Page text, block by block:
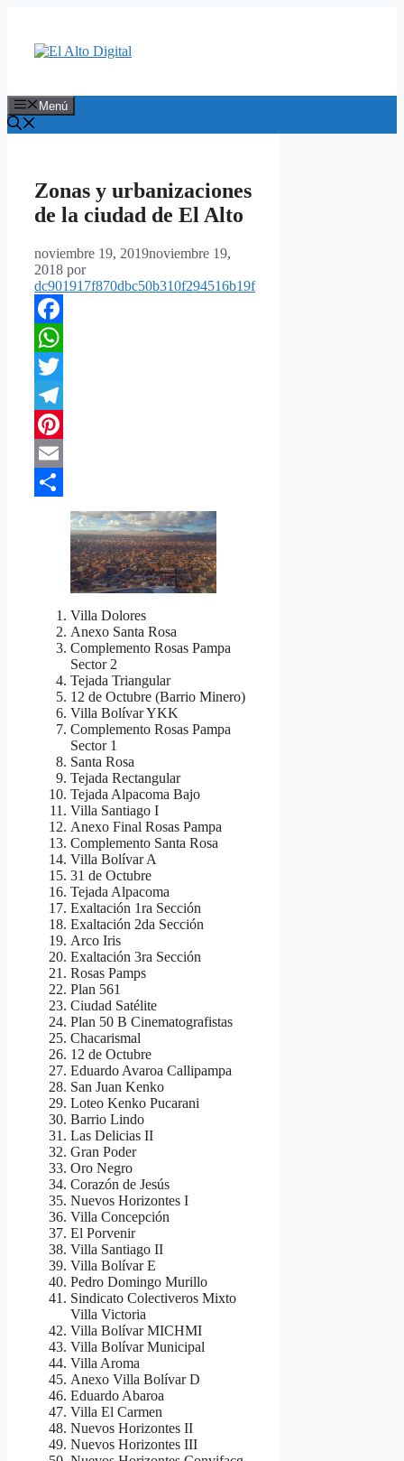
contenido
Menú
Zonas y urbanizaciones
de la ciudad de El Alto
noviembre 19, 2019noviembre 19,
2018 por
dc901917f870dbc50b310f294516b19f
Facebook
WhatsApp
Twitter
Telegram
Pinterest
Email
Compartir
Villa Dolores
Anexo Santa Rosa
Complemento Rosas Pampa
Sector 2
Tejada Triangular
12 de Octubre (Barrio Minero)
Villa Bolívar YKK
Complemento Rosas Pampa
Sector 1
Santa Rosa
Tejada Rectangular
Tejada Alpacoma Bajo
Villa Santiago I
Anexo Final Rosas Pampa
Complemento Santa Rosa
Villa Bolívar A
31 de Octubre
Tejada Alpacoma
Exaltación 1ra Sección
Exaltación 2da Sección
Arco Iris
Exaltación 3ra Sección
Rosas Pamps
Plan 561
Ciudad Satélite
Plan 50 B Cinematografistas
Chacarismal
12 de Octubre
Eduardo Avaroa Callipampa
San Juan Kenko
Loteo Kenko Pucarani
Barrio Lindo
Las Delicias II
Gran Poder
Oro Negro
Corazón de Jesús
Nuevos Horizontes I
Villa Concepción
El Porvenir
Villa Santiago II
Villa Bolívar E
Pedro Domingo Murillo
Sindicato Colectiveros Mixto
Villa Victoria
Villa Bolívar MICHMI
Villa Bolívar Municipal
Villa Aroma
Anexo Villa Bolívar D
Eduardo Abaroa
Villa El Carmen
Nuevos Horizontes II
Nuevos Horizontes III